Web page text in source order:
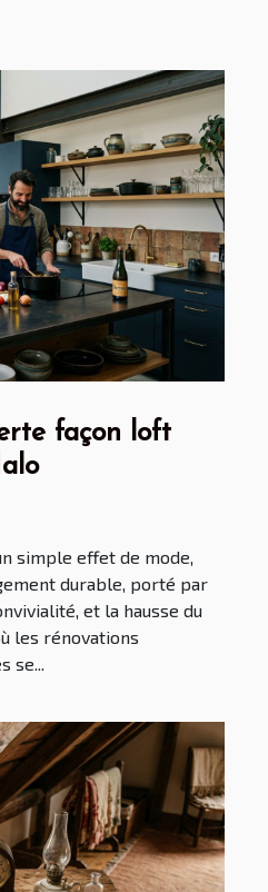
façon loft
simple effet de mode,
durable, porté par
et la hausse du
les rénovations